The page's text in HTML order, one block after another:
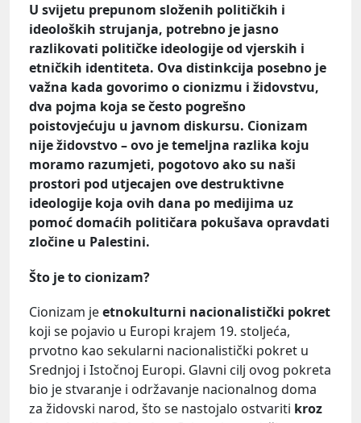
U svijetu prepunom složenih političkih i
ideoloških strujanja, potrebno je jasno
razlikovati političke ideologije od vjerskih i
etničkih identiteta. Ova distinkcija posebno je
važna kada govorimo o cionizmu i židovstvu,
dva pojma koja se često pogrešno
poistovjećuju u javnom diskursu. Cionizam
nije židovstvo – ovo je temeljna razlika koju
moramo razumjeti, pogotovo ako su naši
prostori pod utjecajen ove destruktivne
ideologije koja ovih dana po medijima uz
pomoć domaćih političara pokušava opravdati
zločine u Palestini.
Što je to cionizam?
Cionizam jeetnokulturni nacionalistički pokret
koji se pojavio u Europi krajem 19. stoljeća,
prvotno kao sekularni nacionalistički pokret u
Srednjoj i Istočnoj Europi. Glavni cilj ovog pokreta
bio je stvaranje i održavanje nacionalnog doma
za židovski narod, što se nastojalo ostvariti kroz